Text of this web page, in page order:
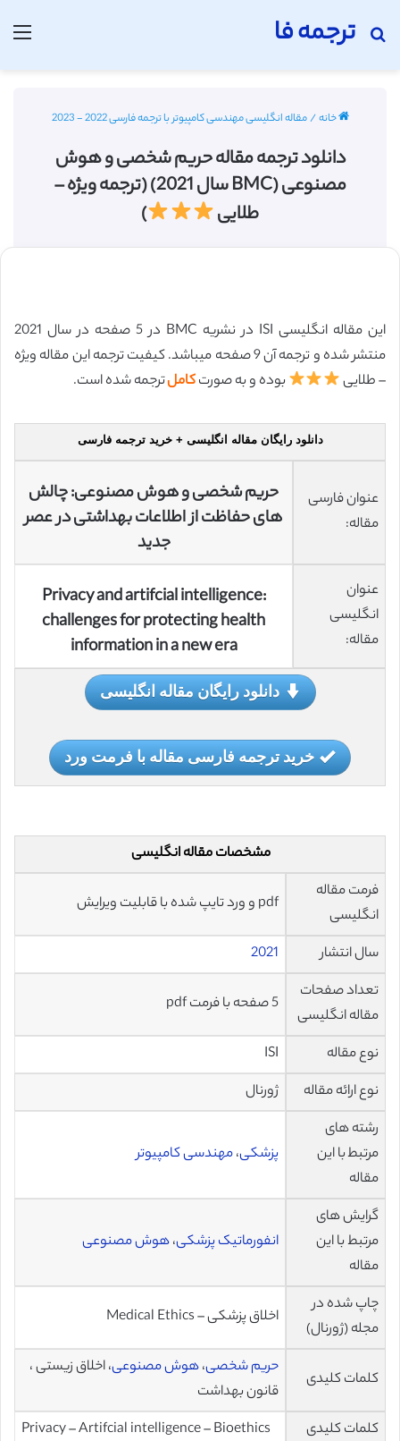
ترجمه فا
جستجو برای
خانه/مقاله انگلیسی مهندسی کامپیوتر با ترجمه فارسی 2022 - 2023
دانلود ترجمه مقاله حریم شخصی و هوش
مصنوعی (BMC سال 2021) (ترجمه ویژه –
طلایی
)
این مقاله انگلیسی ISI در نشریه BMC در 5 صفحه در سال 2021
منتشر شده و ترجمه آن 9 صفحه میباشد. کیفیت ترجمه این مقاله ویژه
– طلایی
بوده و به صورتکاملترجمه شده است.
دانلود رایگان مقاله انگلیسی + خرید ترجمه فارسی
عنوان فارسی
مقاله:
حریم شخصی و هوش مصنوعی: چالش
های حفاظت از اطلاعات بهداشتی در عصر
جدید
عنوان
انگلیسی
مقاله:
Privacy and artifcial intelligence:
challenges for protecting health
information in a new era
دانلود رایگان مقاله انگلیسی
خرید ترجمه فارسی مقاله با فرمت ورد
مشخصات مقاله انگلیسی
فرمت مقاله
انگلیسی
pdf و ورد تایپ شده با قابلیت ویرایش
سال انتشار
2021
تعداد صفحات
مقاله انگلیسی
5 صفحه با فرمت pdf
نوع مقاله
ISI
نوع ارائه مقاله
ژورنال
رشته های
مرتبط با این
مقاله
پزشکی،مهندسی کامپیوتر
گرایش های
مرتبط با این
مقاله
انفورماتیک پزشکی،هوش مصنوعی
چاپ شده در
مجله (ژورنال)
اخلاق پزشکی – Medical Ethics
کلمات کلیدی
حریم شخصی،هوش مصنوعی، اخلاق زیستی ،
قانون بهداشت
کلمات کلیدی
Privacy – Artifcial intelligence – Bioethics